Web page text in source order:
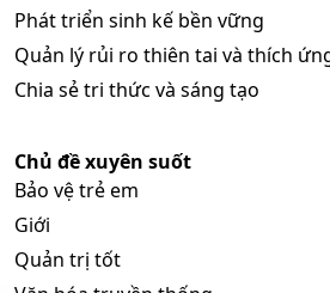
Phát triển sinh kế bền vững
Quản lý rủi ro thiên tai và thích
Chia sẻ tri thức và sáng tạo
Chủ đề xuyên suốt
Bảo vệ trẻ em
Giới
Quản trị tốt